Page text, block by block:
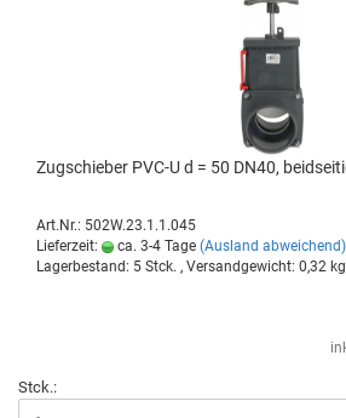
Zug­schie­ber PVC-U d = 50 DN40,
Art.Nr.: 502W.23.1.1.045
Lieferzeit:
ca. 3-4 Tage (Ausland abweichend)
Lagerbestand: 5 Stck. , Versandgewicht: 0,32
Stck.: